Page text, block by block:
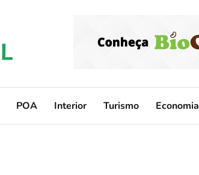
POA Interior Turismo Economia